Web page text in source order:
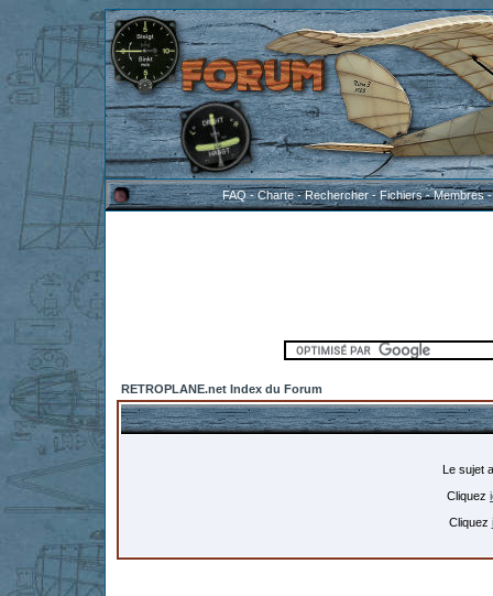
FAQ-Charte-Rechercher-Fichiers-Membres
RETROPLANE.net Index du Forum
Le sujet
Cliquez
Cliquez